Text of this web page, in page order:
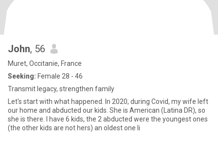
John, 56
Muret, Occitanie, France
Seeking: Female 28 - 46
Transmit legacy, strengthen family
Let's start with what happened. In 2020, during Covid, my wife left
our home and abducted our kids. She is American (Latina DR), so
she is there. I have 6 kids, the 2 abducted were the youngest ones
(the other kids are not hers) an oldest one li